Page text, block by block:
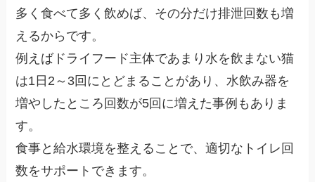
多く食べて多く飲めば、その分だけ排泄回数も増
えるからです。
例えばドライフード主体であまり水を飲まない猫
は1日2～3回にとどまることがあり、水飲み器を
増やしたところ回数が5回に増えた事例もありま
す。
食事と給水環境を整えることで、適切なトイレ回
数をサポートできます。